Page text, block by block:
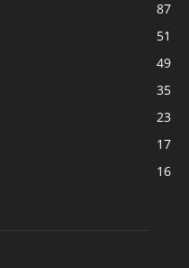
87
51
49
35
23
17
16